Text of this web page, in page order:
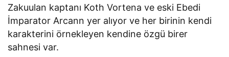
Zakuulan kaptanı Koth Vortena ve eski Ebedi
İmparator Arcann yer alıyor ve her birinin kendi
karakterini örnekleyen kendine özgü birer
sahnesi var.